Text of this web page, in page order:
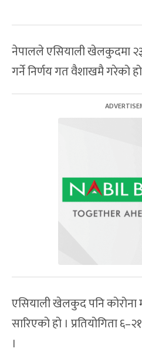
नेपालले एसियाली खेलकुदमा
गर्ने निर्णय गत वैशाखमै गरेको
एसियाली खेलकुद पनि कोरोना
सारिएको हो । प्रतियोगिता
।